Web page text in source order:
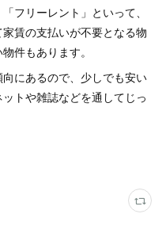
フリーレント」といって、
賃の支払いが不要となる物
件もあります。
にあるので、少しでも安い
トや雑誌などを通してじっ